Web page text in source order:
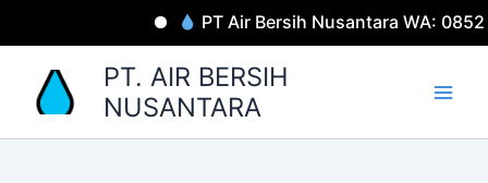
PT Air Bersih Nusantara WA:
PT. AIR BERSIH
NUSANTARA